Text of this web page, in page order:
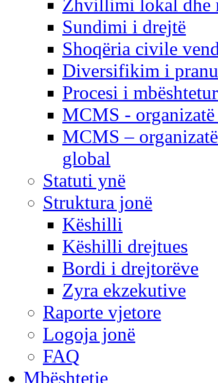
Zhvillimi lokal dhe
Sundimi i drejtë
Shoqëria civile
Diversifikim i
Procesi i
MCMS -
MCMS –
global
Statuti ynë
Struktura jonë
Këshilli
Këshilli drejtues
Bordi i drejtorëve
Zyra ekzekutive
Raporte vjetore
Logoja jonë
FAQ
Mbështetje